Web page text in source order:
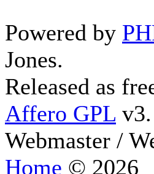
Powered by
Jones.
Released as
Affero GPL v3.
Webmaster /
Home © 2026